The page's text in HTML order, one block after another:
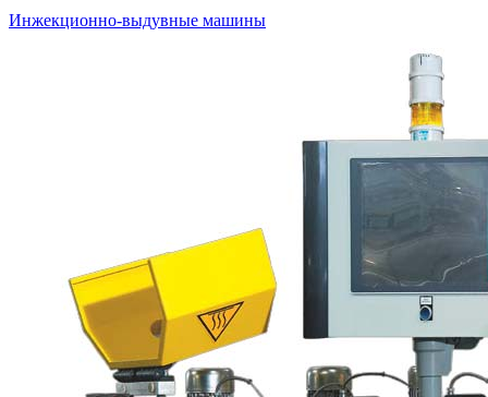
Инжекционно-выдувные машины